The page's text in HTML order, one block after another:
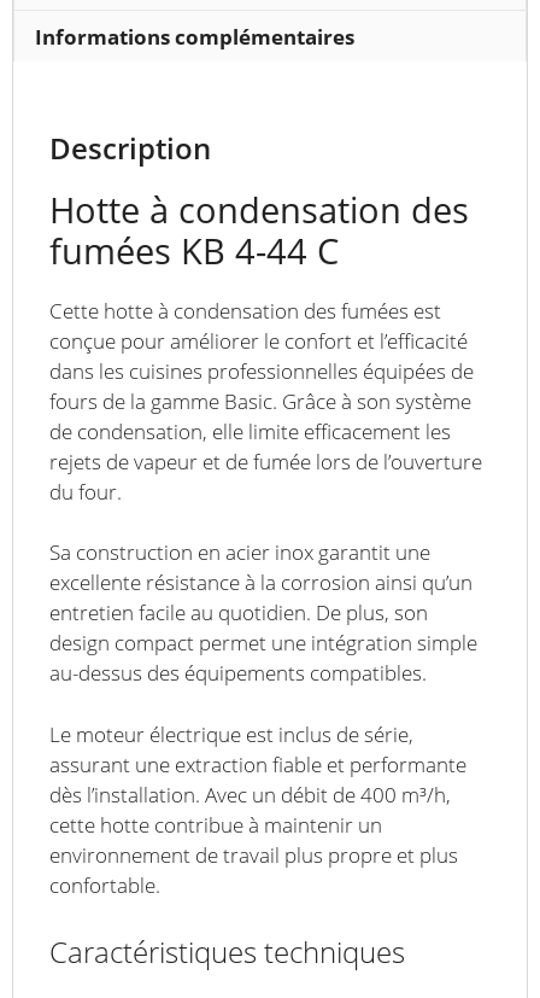
de
BASIC
Informations complémentaires
Description
Hotte à condensation des
fumées KB 4-44 C
Cette hotte à condensation des fumées est
conçue pour améliorer le confort et l’efficacité
dans les cuisines professionnelles équipées de
fours de la gamme Basic. Grâce à son système
de condensation, elle limite efficacement les
rejets de vapeur et de fumée lors de l’ouverture
du four.
Sa construction en acier inox garantit une
excellente résistance à la corrosion ainsi qu’un
entretien facile au quotidien. De plus, son
design compact permet une intégration simple
au-dessus des équipements compatibles.
Le moteur électrique est inclus de série,
assurant une extraction fiable et performante
dès l’installation. Avec un débit de 400 m³/h,
cette hotte contribue à maintenir un
environnement de travail plus propre et plus
confortable.
Caractéristiques techniques